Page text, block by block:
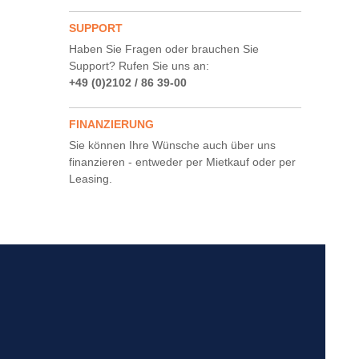
SUPPORT
Haben Sie Fragen oder brauchen Sie
Support? Rufen Sie uns an:
+49 (0)2102 / 86 39-00
FINANZIERUNG
Sie können Ihre Wünsche auch über uns
finanzieren - entweder per Mietkauf oder per
Leasing.